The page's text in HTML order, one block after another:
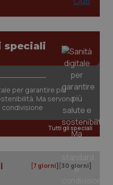
speciali
per garantire più
Ma servono
Tutti gli speciali
[7 giorni] [30 giorni]